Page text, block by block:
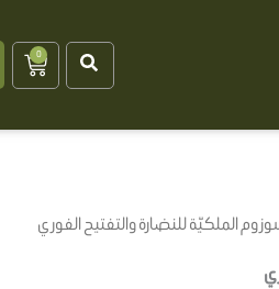
0
Cart
الملكيّة للنضارة والتفتيح الفوري